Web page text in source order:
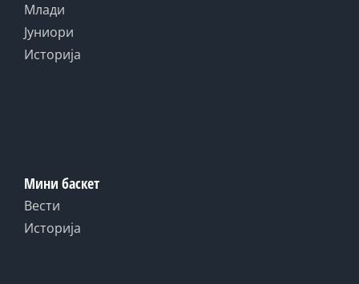
Млади
Јуниори
Историја
Мини баскет
Вести
Историја